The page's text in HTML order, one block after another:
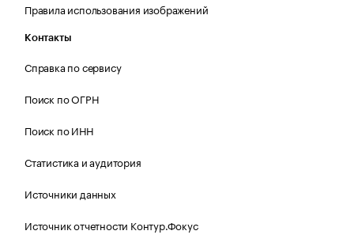
Правила использования изображений
Контакты
Справка по сервису
Поиск по ОГРН
Поиск по ИНН
Статистика и аудитория
Источники данных
Источник отчетности Контур.Фокус